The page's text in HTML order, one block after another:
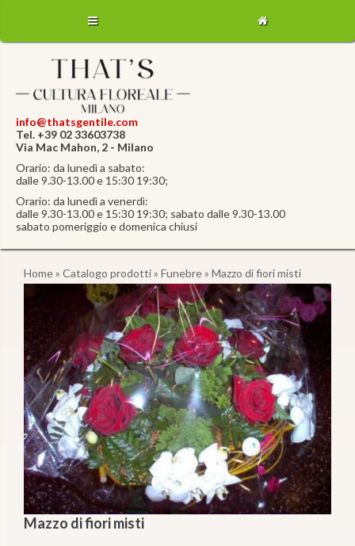
info@thatsgentile.com
Tel. +39 02 33603738
Via Mac Mahon, 2 - Milano
Orario: da lunedì a sabato:
dalle 9.30-13.00 e 15:30 19:30;
Orario: da lunedì a venerdì:
dalle 9.30-13.00 e 15:30 19:30; sabato dalle 9.30-13.00
sabato pomeriggio e domenica chiusi
Home» Catalogo prodotti» Funebre» Mazzo di fiori misti
Mazzo di fiori misti